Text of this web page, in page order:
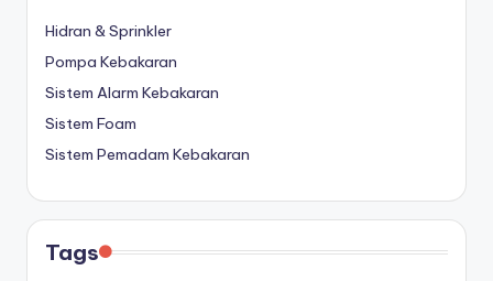
Hidran & Sprinkler
Pompa Kebakaran
Sistem Alarm Kebakaran
Sistem Foam
Sistem Pemadam Kebakaran
Tags